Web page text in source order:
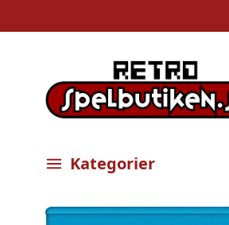
Öppna meny
Kategorier
Bilder